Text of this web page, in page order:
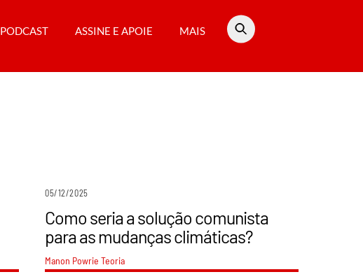
PODCAST ASSINE E APOIE MAIS
05/12/2025
Como seria a solução comunista
para as mudanças climáticas?
Manon Powrie Teoria